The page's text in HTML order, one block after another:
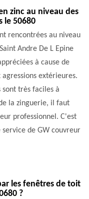
zinc au niveau des
le 50680
rencontrées au niveau
Andre De L Epine
à cause de
extérieures.
sont très faciles à
la zinguerie, il faut
professionnel. C'est
de GW couvreur
les fenêtres de toit
?